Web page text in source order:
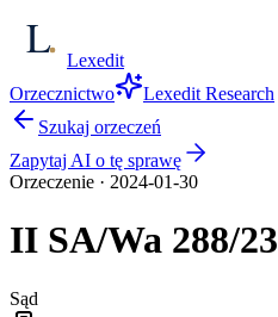
Lexedit
Orzecznictwo
Lexedit Research
Szukaj orzeczeń
Zapytaj AI o tę sprawę
Orzeczenie · 2024-01-30
II SA/Wa 288/23
Sąd